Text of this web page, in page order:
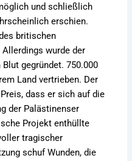
und schließlich
erschien.
britischen
wurde der
gegründet. 750.000
Land vertrieben. Der
dass er sich auf die
der Palästinenser
Projekt enthüllte
tragischer
schuf Wunden, die